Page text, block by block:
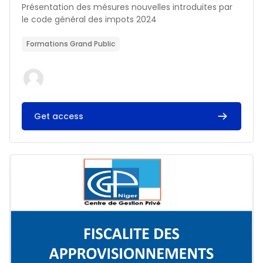
Résumé du cours :
Présentation des mésures nouvelles introduites par
le code général des impots 2024
Formations Grand Public
Get access
Image du cours FISCALITE DES APPROVISIONNEMENTS